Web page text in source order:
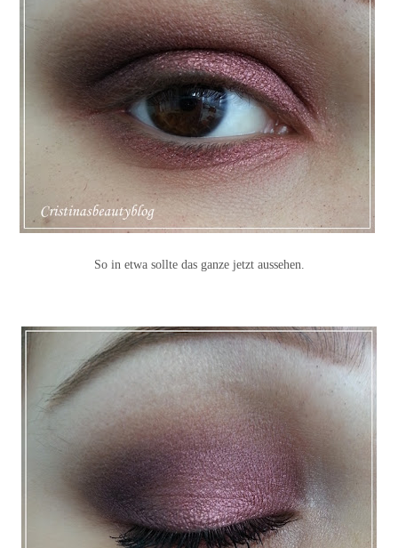
So in etwa sollte das ganze jetzt aussehen.